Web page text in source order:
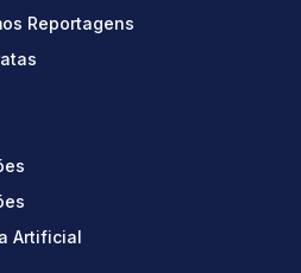
Reportagens
Artificial